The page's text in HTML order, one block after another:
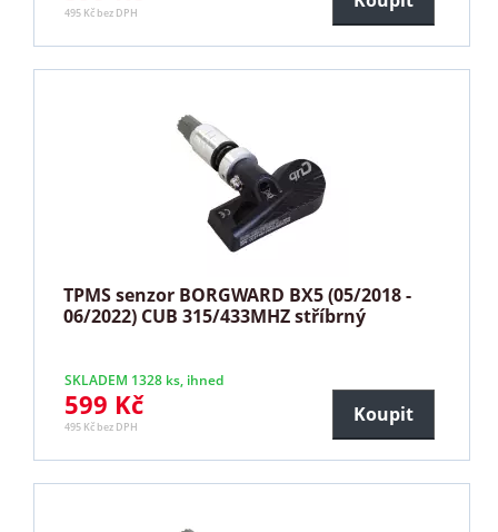
495 Kč bez DPH
TPMS senzor BORGWARD BX5 (05/2018 -
06/2022) CUB 315/433MHZ stříbrný
SKLADEM 1328 ks, ihned
599 Kč
495 Kč bez DPH
Koupit